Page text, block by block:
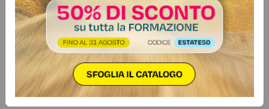
Autore:Paola Sabatino
L’Organismo Italiano di Contabilità, a dicembre 2016, a
seguito del Decreto Legge n.139/2015, ha modificato e
integrato alcuni principi contabili, considerando che le
nuove regole sono entrate in vigore a partire dal
1°gennaio 2016. Come è noto, il Decreto su menzionato,
ha modificato, non solo le…